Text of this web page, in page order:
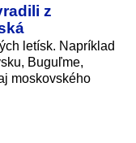
z
letísk. Napríklad
Buguľme,
moskovského